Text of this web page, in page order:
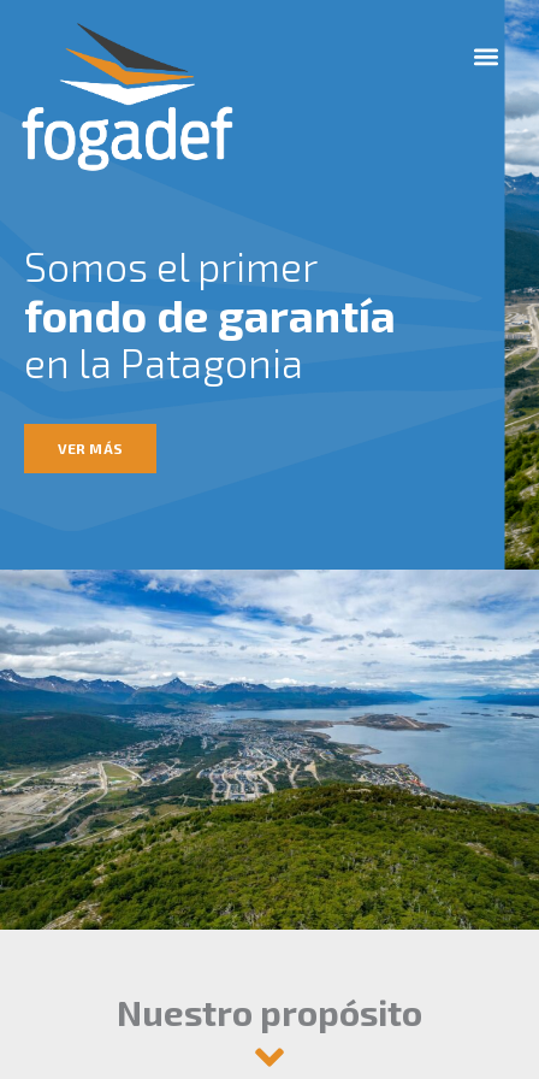
M
e
Somos el primer
fondo de garantía
en la Patagonia
VER MÁS
Nuestro propósito